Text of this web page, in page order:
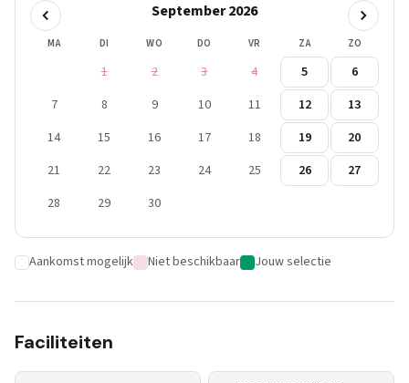
September 2026
MA DI WO DO VR ZA ZO
1 2 3 4 5
6
7
8 9 10 11 12
13
14
15 16 17 18 19
20
21
22 23 24 25 26
27
28
29 30
Aankomst mogelijk Niet beschikbaar Jouw selectie
Faciliteiten